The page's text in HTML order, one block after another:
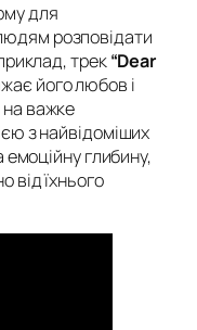
для
розповідати
трек“Dear
його любов і
важке
з найвідоміших
емоційну глибину,
від їхнього